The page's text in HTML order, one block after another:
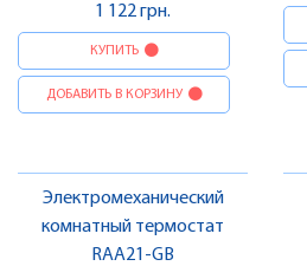
1 122 грн.
КУПИТЬ
ДОБАВИТЬ В КОРЗИНУ
Электромеханический
комнатный термостат
RAA21-GB